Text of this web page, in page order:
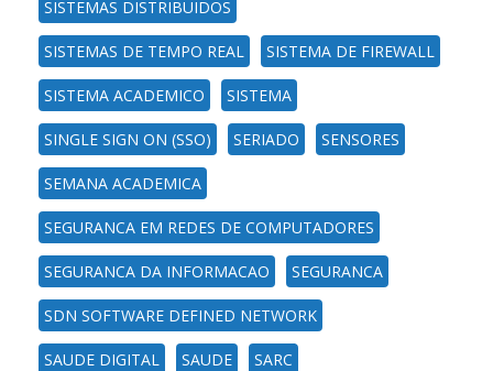
SISTEMAS DISTRIBUIDOS
SISTEMAS DE TEMPO REAL SISTEMA DE FIREWALL
SISTEMA ACADEMICO SISTEMA
SINGLE SIGN ON (SSO) SERIADO SENSORES
SEMANA ACADEMICA
SEGURANCA EM REDES DE COMPUTADORES
SEGURANCA DA INFORMACAO SEGURANCA
SDN SOFTWARE DEFINED NETWORK
SAUDE DIGITAL SAUDE SARC